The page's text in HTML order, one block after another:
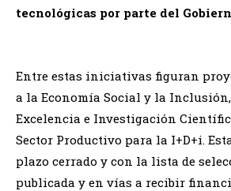
tecnológicas por parte del
Entre estas iniciativas figuran
a la Economía Social y la
Excelencia e Investigación
Sector Productivo para la I+D+i.
plazo cerrado y con la lista de
publicada y en vías a recibir